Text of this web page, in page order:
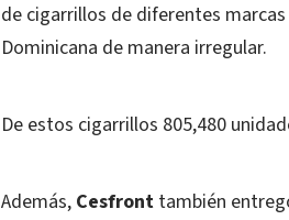
de cigarrillos de diferentes
Dominicana de manera irregular.
De estos cigarrillos 805,480
Además, Cesfront también